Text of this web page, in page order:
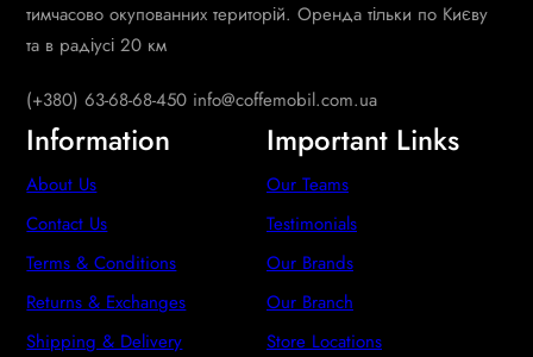
тимчасово окупованних територій. Оренда тільки по Києву
та в радіусі 20 км
(+380) 63-68-68-450 info@coffemobil.com.ua
Information
About Us
Contact Us
Terms & Conditions
Returns & Exchanges
Shipping & Delivery
Important Links
Our Teams
Testimonials
Our Brands
Our Branch
Store Locations